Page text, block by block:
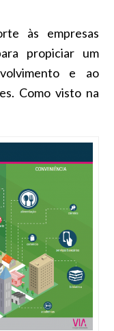
às empresas
propiciar um
e ao
Como visto na